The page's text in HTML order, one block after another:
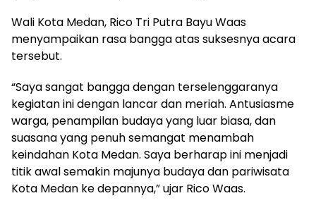
Wali Kota Medan, Rico Tri Putra Bayu Waas
menyampaikan rasa bangga atas suksesnya acara
tersebut.
“Saya sangat bangga dengan terselenggaranya
kegiatan ini dengan lancar dan meriah. Antusiasme
warga, penampilan budaya yang luar biasa, dan
suasana yang penuh semangat menambah
keindahan Kota Medan. Saya berharap ini menjadi
titik awal semakin majunya budaya dan pariwisata
Kota Medan ke depannya,” ujar Rico Waas.